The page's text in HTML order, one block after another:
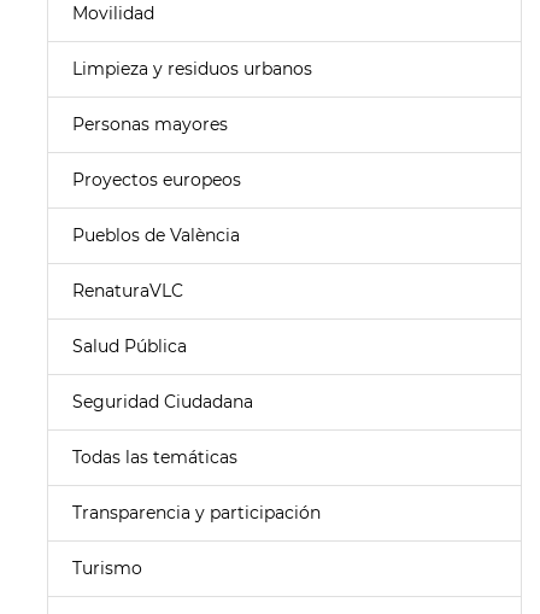
Movilidad
Limpieza y residuos urbanos
Personas mayores
Proyectos europeos
Pueblos de València
RenaturaVLC
Salud Pública
Seguridad Ciudadana
Todas las temáticas
Transparencia y participación
Turismo